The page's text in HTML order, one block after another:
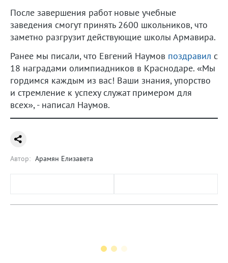
После завершения работ новые учебные
заведения смогут принять 2600 школьников, что
заметно разгрузит действующие школы Армавира.
Ранее мы писали, что Евгений Наумов поздравил с
18 наградами олимпиадников в Краснодаре. «Мы
гордимся каждым из вас! Ваши знания, упорство
и стремление к успеху служат примером для
всех», - написал Наумов.
Автор: Арамян Елизавета